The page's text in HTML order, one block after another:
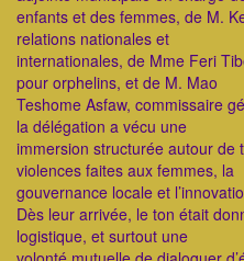
enfants et des femmes, de M.
relations nationales et
internationales, de Mme Feri
pour orphelins, et de M. Mao
Teshome Asfaw, commissaire
la délégation a vécu une
immersion structurée autour de
violences faites aux femmes, la
gouvernance locale et
Dès leur arrivée, le ton était
logistique, et surtout une